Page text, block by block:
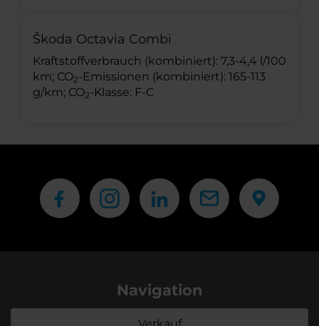
Škoda Octavia Combi
Kraftstoffverbrauch (kombiniert): 7,3-4,4 l/100
km; CO2-Emissionen (kombiniert): 165-113
g/km; CO2-Klasse: F-C
Navigation